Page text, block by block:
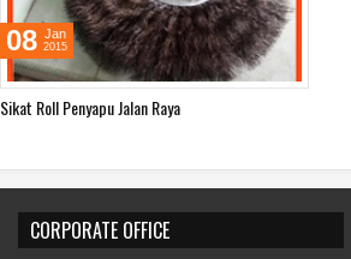
Sikat Roll Penyapu Jalan Raya
08 Jan
2015
CORPORATE OFFICE